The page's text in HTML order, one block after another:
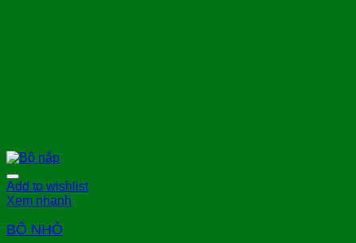
Add to wishlist
Xem nhanh
BÔ NHỎ